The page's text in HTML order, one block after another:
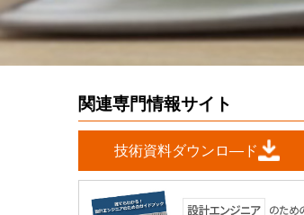
関連専門情報サイト
技術資料ダウンロ―ド